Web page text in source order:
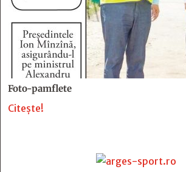
Foto-pamflete
Citește!